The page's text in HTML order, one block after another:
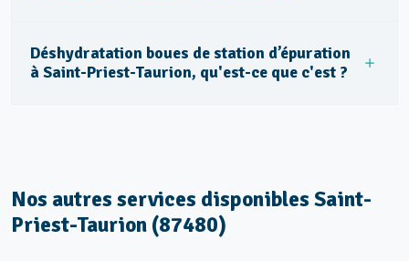
Déshydratation boues de station d’épuration
à Saint-Priest-Taurion, qu'est-ce que c'est ?
Nos autres services disponibles Saint-
Priest-Taurion (87480)